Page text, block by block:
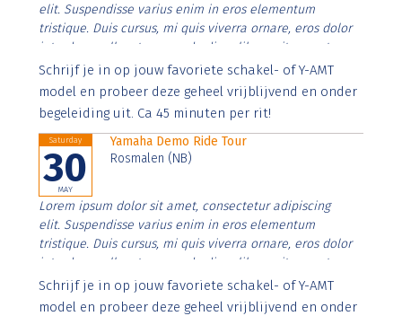
elit. Suspendisse varius enim in eros elementum
tristique. Duis cursus, mi quis viverra ornare, eros dolor
interdum nulla, ut commodo diam libero vitae erat.
Aenean faucibus nibh et justo cursus id rutrum lorem
imperdiet. Nunc ut sem vitae risus tristique posuere.
Schrijf je in op jouw favoriete schakel- of Y-AMT
model en probeer deze geheel vrijblijvend en onder
begeleiding uit. Ca 45 minuten per rit!
Saturday
30
MAY
Yamaha Demo Ride Tour
Rosmalen (NB)
Lorem ipsum dolor sit amet, consectetur adipiscing
elit. Suspendisse varius enim in eros elementum
tristique. Duis cursus, mi quis viverra ornare, eros dolor
interdum nulla, ut commodo diam libero vitae erat.
Aenean faucibus nibh et justo cursus id rutrum lorem
imperdiet. Nunc ut sem vitae risus tristique posuere.
Schrijf je in op jouw favoriete schakel- of Y-AMT
model en probeer deze geheel vrijblijvend en onder